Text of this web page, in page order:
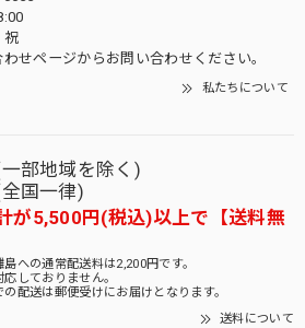
祝
わせページからお問い合わせください。
私たちについて
部地域を除く)
国一律)
が5,500円(税込)以上で【送料無
への通常配送料は2,200円です。
しておりません。
配送は郵便受けにお届けとなります。
送料について